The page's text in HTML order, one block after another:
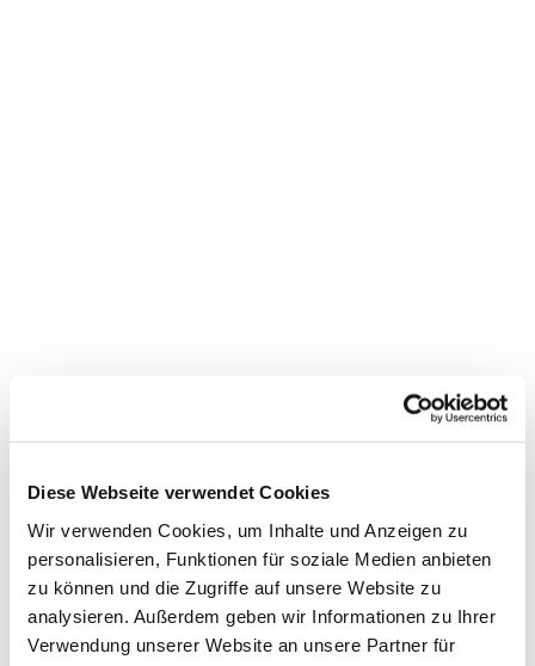
Diese Webseite verwendet Cookies
Wir verwenden Cookies, um Inhalte und Anzeigen zu
personalisieren, Funktionen für soziale Medien anbieten
zu können und die Zugriffe auf unsere Website zu
analysieren. Außerdem geben wir Informationen zu Ihrer
Verwendung unserer Website an unsere Partner für
Dies könnte Sie auch
interessieren